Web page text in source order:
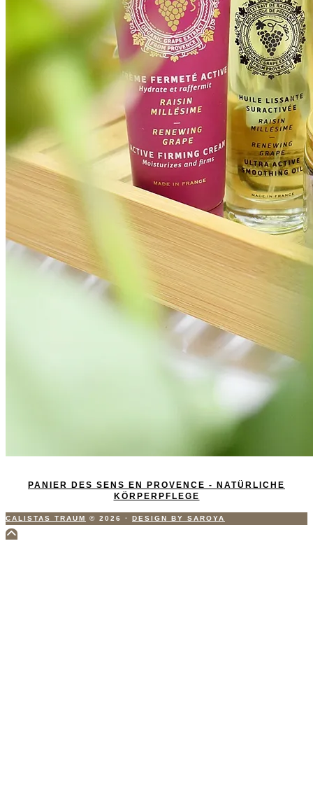
PANIER DES SENS EN PROVENCE - NATÜRLICHE
KÖRPERPFLEGE
CALISTAS TRAUM © 2026 · DESIGN BY SAROYA
Scroll